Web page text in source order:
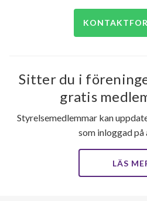
Sitter du i
gratis
Styrelsemedlemmar kan
som inloggad på
LÄS